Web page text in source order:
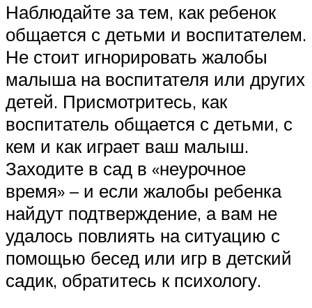
Наблюдайте за тем, как ребенок
общается с детьми и воспитателем.
Не стоит игнорировать жалобы
малыша на воспитателя или других
детей. Присмотритесь, как
воспитатель общается с детьми, с
кем и как играет ваш малыш.
Заходите в сад в «неурочное
время» – и если жалобы ребенка
найдут подтверждение, а вам не
удалось повлиять на ситуацию с
помощью бесед или игр в детский
садик, обратитесь к психологу.